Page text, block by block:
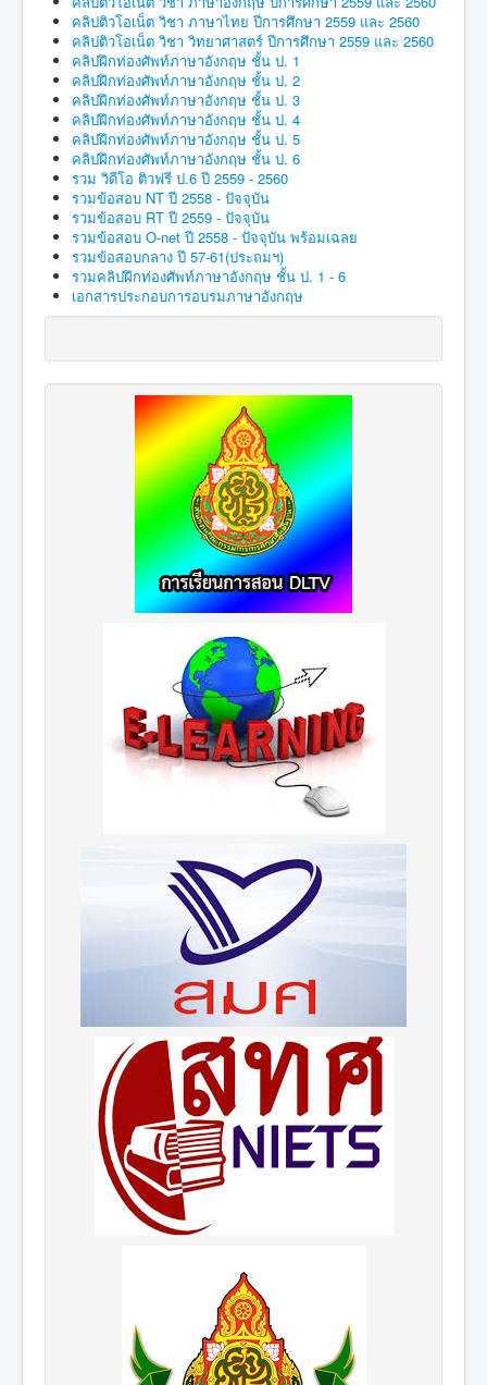
คลิปติวโอเน็ต วิชา ภาษาไทย ปีการศึกษา 2559 และ 2560
คลิปติวโอเน็ต วิชา วิทยาศาสตร์ ปีการศึกษา 2559 และ 2560
คลิปฝึกท่องศัพท์ภาษาอังกฤษ ชั้น ป. 1
คลิปฝึกท่องศัพท์ภาษาอังกฤษ ชั้น ป. 2
คลิปฝึกท่องศัพท์ภาษาอังกฤษ ชั้น ป. 3
คลิปฝึกท่องศัพท์ภาษาอังกฤษ ชั้น ป. 4
คลิปฝึกท่องศัพท์ภาษาอังกฤษ ชั้น ป. 5
คลิปฝึกท่องศัพท์ภาษาอังกฤษ ชั้น ป. 6
รวม วิดีโอ ติวฟรี ป.6 ปี 2559 - 2560
รวมข้อสอบ NT ปี 2558 - ปัจจุบัน
รวมข้อสอบ RT ปี 2559 - ปัจจุบัน
รวมข้อสอบ O-net ปี 2558 - ปัจจุบัน พร้อมเฉลย
รวมข้อสอบกลาง ปี 57-61(ประถมฯ)
รวมคลิปฝึกท่องศัพท์ภาษาอังกฤษ ชั้น ป. 1 - 6
เอกสารประกอบการอบรมภาษาอังกฤษ